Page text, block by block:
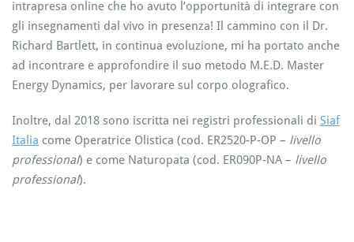
intrapresa online che ho avuto l’opportunità di integrare con
gli insegnamenti dal vivo in presenza! Il cammino con il Dr.
Richard Bartlett, in continua evoluzione, mi ha portato anche
ad incontrare e approfondire il suo metodo M.E.D. Master
Energy Dynamics, per lavorare sul corpo olografico.
Inoltre, dal 2018 sono iscritta nei registri professionali di Siaf
Italia come Operatrice Olistica (cod. ER2520-P-OP – livello
professional) e come Naturopata (cod. ER090P-NA – livello
professional).